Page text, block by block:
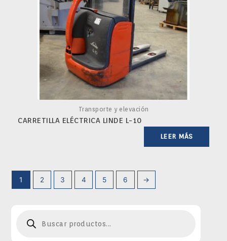
productos
Transporte y elevación
CARRETILLA ELÉCTRICA LINDE L-10
LEER MÁS
1 2 3 4 5 6 →